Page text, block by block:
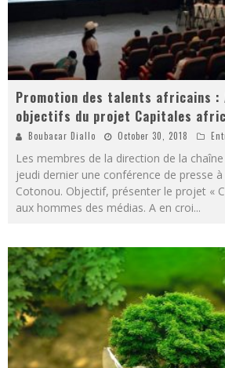
Promotion des talents africains :
objectifs du projet Capitales
Boubacar Diallo October 30, 2018
Les membres de la direction de la
jeudi dernier une conférence de presse
Cotonou. Objectif, présenter le projet «
aux hommes des médias. A en croi...